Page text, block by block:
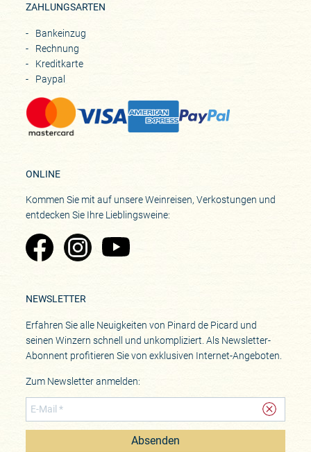
ZAHLUNGSARTEN
Bankeinzug
Rechnung
Kreditkarte
Paypal
ONLINE
Kommen Sie mit auf unsere Weinreisen, Verkostungen und
entdecken Sie Ihre Lieblingsweine:
Zu Pinard's Facebook-Seite
Zu Pinard's Instagram-Seite
Zu Pinard's YouTube-Seite
NEWSLETTER
Erfahren Sie alle Neuigkeiten von Pinard de Picard und
seinen Winzern schnell und unkompliziert. Als Newsletter-
Abonnent profitieren Sie von exklusiven Internet-Angeboten.
Zum Newsletter anmelden:
Absenden